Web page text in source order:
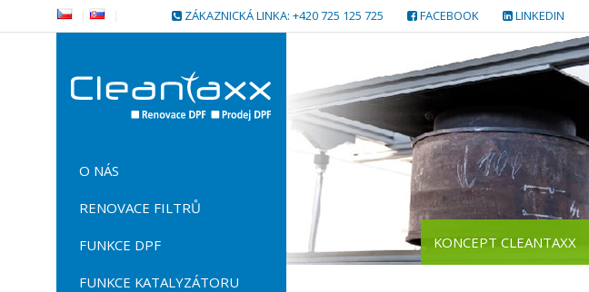
ZÁKAZNICKÁ LINKA: +420 725 125 725 FACEBOOK LINKEDIN
O NÁS
RENOVACE FILTRŮ
FUNKCE DPF
FUNKCE KATALYZÁTORU
KONCEPT CLEANTAXX